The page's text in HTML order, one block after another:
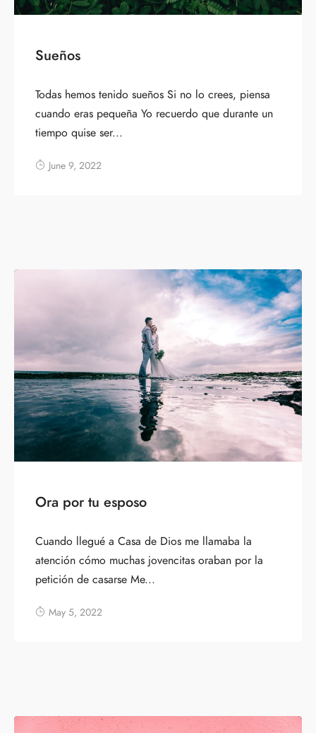
Sueños
Todas hemos tenido sueños Si no lo crees, piensa
cuando eras pequeña Yo recuerdo que durante un
tiempo quise ser...
June 9, 2022
Ora por tu esposo
Cuando llegué a Casa de Dios me llamaba la
atención cómo muchas jovencitas oraban por la
petición de casarse Me...
May 5, 2022